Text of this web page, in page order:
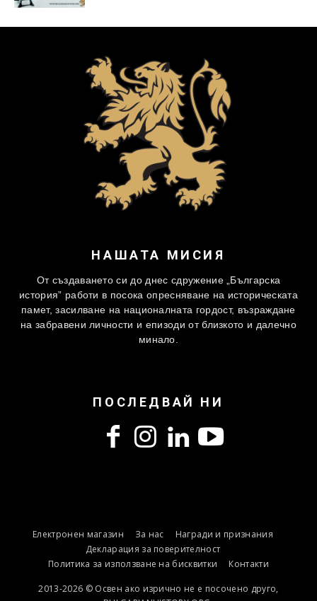
НАШАТА МИСИЯ
От създаването си до днес сдружение „Българска
история” работи в посока опресняване на историческата
памет, засилване на националната гордост, възраждане
на забравени личности и епизоди от близкото и далечно
минало.
ПОСЛЕДВАЙ НИ
Електронен магазин За нас
Награди и признания
Декларация за поверителност
Политика за използване на бисквитки
Контакти
2013-2026 © Освен ако изрично не е посочено друго,